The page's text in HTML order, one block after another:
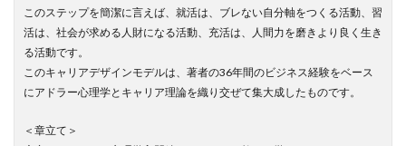
このステップを簡潔に言えば、就活は、ブレない自分軸をつくる活動、習
活は、社会が求める人財になる活動、充活は、人間力を磨きより良く生き
る活動です。
このキャリアデザインモデルは、著者の36年間のビジネス経験をベース
にアドラー心理学とキャリア理論を織り交ぜて集大成したものです。
＜章立て＞